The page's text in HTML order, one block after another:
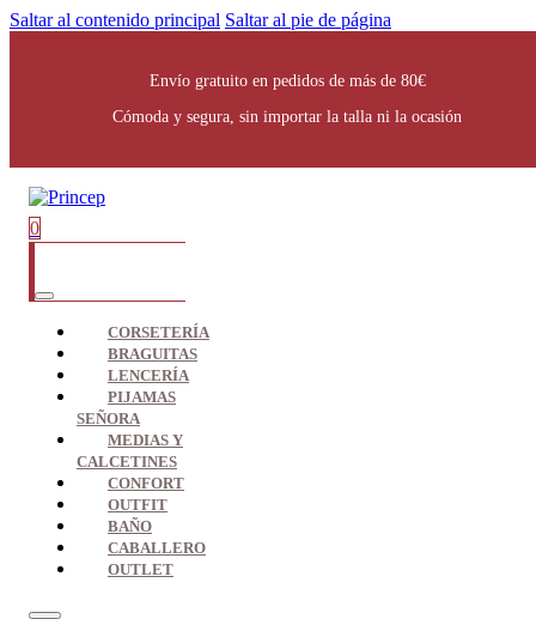
Saltar al contenido principal Saltar al pie de página
Envío gratuito en pedidos de más de 80€
Cómoda y segura, sin importar la talla ni la ocasión
0
CORSETERÍA
BRAGUITAS
LENCERÍA
PIJAMAS
SEÑORA
MEDIAS Y
CALCETINES
CONFORT
OUTFIT
BAÑO
CABALLERO
OUTLET